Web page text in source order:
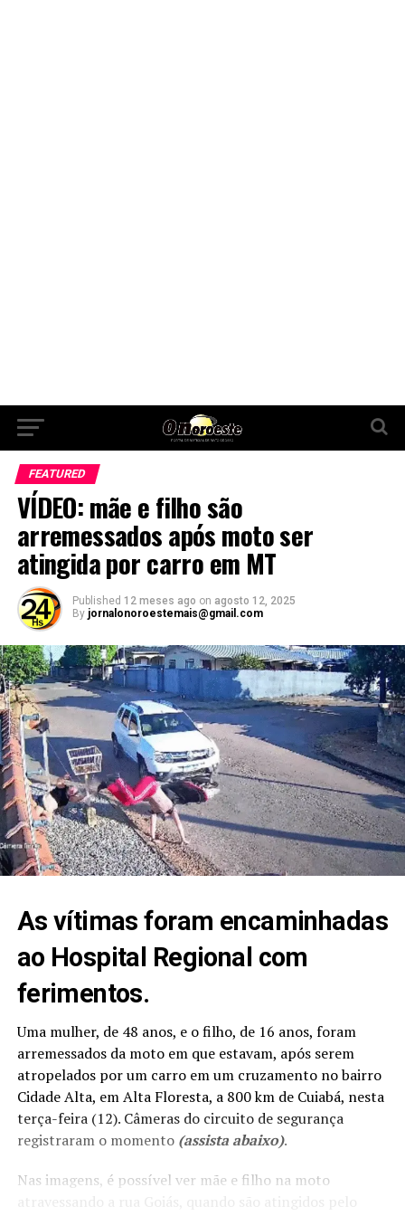
FEATURED
VÍDEO: mãe e filho são
arremessados após moto ser
atingida por carro em MT
Published 12 meses ago on agosto 12, 2025
By jornalonoroestemais@gmail.com
As vítimas foram encaminhadas
ao Hospital Regional com
ferimentos.
Uma mulher, de 48 anos, e o filho, de 16 anos, foram
arremessados da moto em que estavam, após serem
atropelados por um carro em um cruzamento no bairro
Cidade Alta, em Alta Floresta, a 800 km de Cuiabá, nesta
terça-feira (12). Câmeras do circuito de segurança
registraram o momento (assista abaixo).
Nas imagens, é possível ver mãe e filho na moto